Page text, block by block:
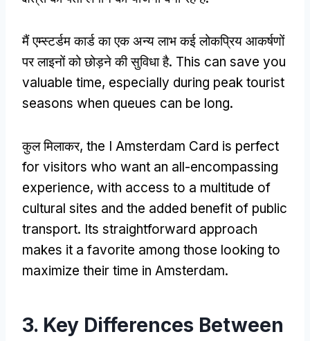
मैं एम्स्टर्डम कार्ड का एक अन्य लाभ कई लोकप्रिय आकर्षणों
पर लाइनों को छोड़ने की सुविधा है. This can save you
valuable time, especially during peak tourist
seasons when queues can be long.
कुल मिलाकर, the I Amsterdam Card is perfect
for visitors who want an all-encompassing
experience, with access to a multitude of
cultural sites and the added benefit of public
transport. Its straightforward approach
makes it a favorite among those looking to
maximize their time in Amsterdam.
3. Key Differences Between